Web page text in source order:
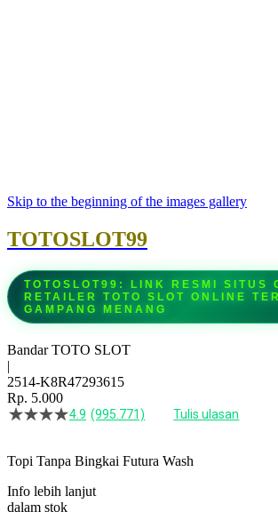
Skip to the beginning of the images gallery
TOTOSLOT99
TOTOSLOT99: LINK RESMI SITUS
RETAILER TOTO SLOT ONLINE
GAMPANG MENANG
Bandar TOTO SLOT
|
2514-K8R47293615
Rp. 5.000
4.5
bintang,
rating
rata-
4.9 (995.771) Tulis ulasan
Topi Tanpa Bingkai Futura Wash
Info lebih lanjut
dalam stok